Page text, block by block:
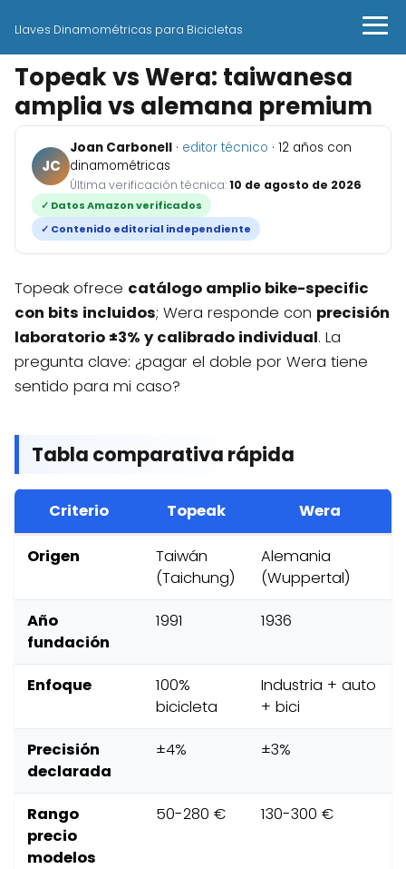
Llaves Dinamométricas para Bicicletas
Topeak vs Wera: taiwanesa
amplia vs alemana premium
JC
Joan Carbonell · editor técnico · 12 años con
dinamométricas
Última verificación técnica:10 de agosto de 2026
✓ Datos Amazon verificados
✓ Contenido editorial independiente
Topeak ofrece catálogo amplio bike-specific
con bits incluidos; Wera responde con precisión
laboratorio ±3% y calibrado individual. La
pregunta clave: ¿pagar el doble por Wera tiene
sentido para mi caso?
Tabla comparativa rápida
Criterio Topeak Wera
Origen
Taiwán
(Taichung)
Alemania
(Wuppertal)
Año
fundación
1991 1936
Enfoque
100%
bicicleta
Industria + auto
+ bici
Precisión
declarada
±4% ±3%
Rango
precio
modelos
50-280 € 130-300 €